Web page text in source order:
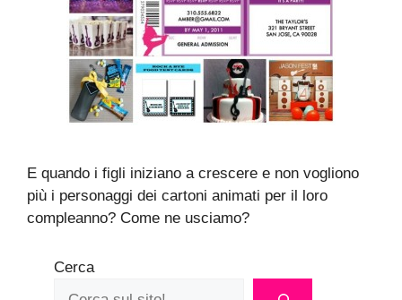
E quando i figli iniziano a crescere e non vogliono
più i personaggi dei cartoni animati per il loro
compleanno? Come ne usciamo?
Cerca